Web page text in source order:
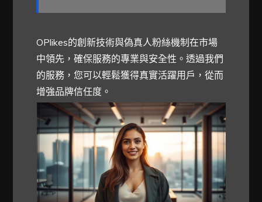
OPlikes的創新技術與偽真人粉絲機制在市場
中領先，確保服務的專業與安全性。透過我們
的服務，您可以輕鬆獲得真實活躍用戶，從而
增強品牌信任度。